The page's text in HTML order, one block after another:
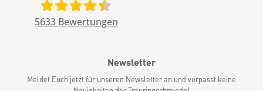
5633 Bewertungen
Newsletter
Meldet Euch jetzt für unseren Newsletter an und verpasst keine